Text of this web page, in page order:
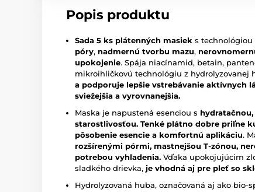
Popis produktu
Sada 5 ks plátenných masiek s technológiou
póry, nadmernú tvorbu mazu,
upokojenie. Spája niacínamid, betain,
mikroihličkovú technológiu z hydrolyzovanej
a podporuje lepšie vstrebávanie aktívnych
sviežejšia a vyrovnanejšia.
Maska je napustená esenciou s
starostlivosťou. Tenké plátno dobre priľne
pôsobenie esencie a komfortnú aplikáciu.
rozšírenými pórmi, mastnejšou T-zónou,
potrebou vyhladenia. Vďaka upokojujúcim
sladkého drievka, je vhodná aj pre pleť so
Hydrolyzovaná huba, označovaná aj ako bio-